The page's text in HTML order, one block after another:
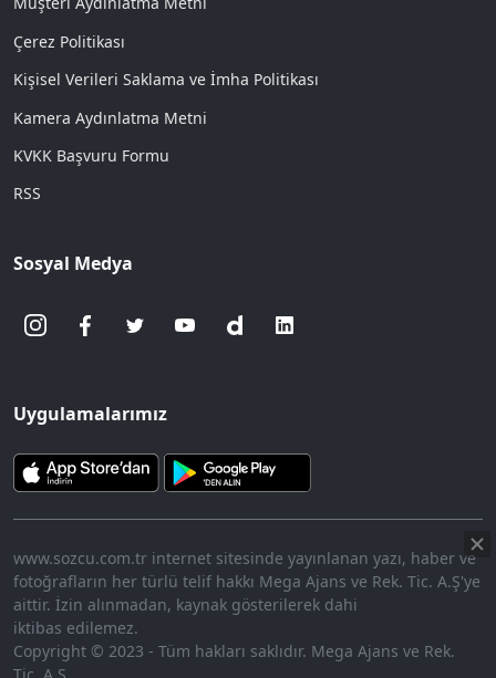
Çerez Politikası
Kişisel Verileri Saklama ve İmha Politikası
Kamera Aydınlatma Metni
KVKK Başvuru Formu
RSS
Sosyal Medya
Uygulamalarımız
www.sozcu.com.tr internet sitesinde yayınlanan yazı, haber ve
fotoğrafların her türlü telif hakkı Mega Ajans ve Rek. Tic. A.Ş'ye
aittir. İzin alınmadan, kaynak gösterilerek dahi
iktibas edilemez.
Copyright © 2023 - Tüm hakları saklıdır. Mega Ajans ve Rek.